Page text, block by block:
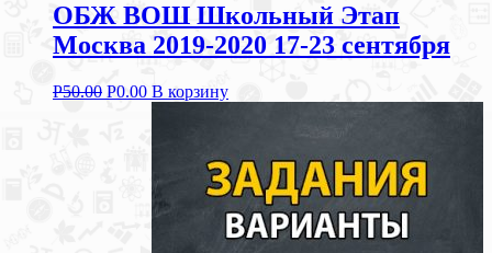
ОБЖ ВОШ Школьный Этап
Москва 2019-2020 17-23 сентября
Р50.00 Р0.00 В корзину